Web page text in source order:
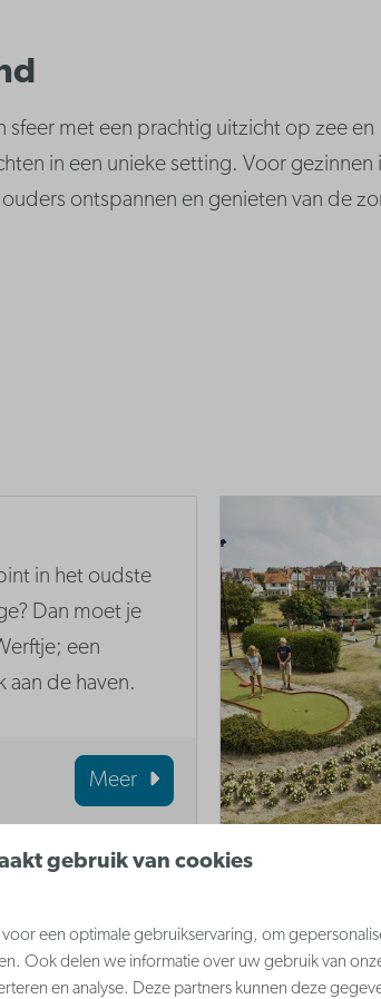
met een prachtig uitzicht op zee en
in een unieke setting. Voor gezinnen
ontspannen en genieten van de
in het oudste
Dan moet je
een
aan de haven.
Meer
er onder
en
gebruik van cookies
een optimale gebruikservaring, om
Ook delen we informatie over uw gebruik van
en analyse. Deze partners kunnen deze